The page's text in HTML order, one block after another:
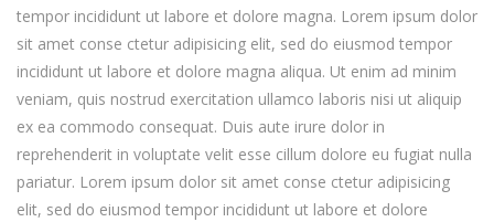
tempor incididunt ut labore et dolore magna. Lorem ipsum dolor
sit amet conse ctetur adipisicing elit, sed do eiusmod tempor
incididunt ut labore et dolore magna aliqua. Ut enim ad minim
veniam, quis nostrud exercitation ullamco laboris nisi ut aliquip
ex ea commodo consequat. Duis aute irure dolor in
reprehenderit in voluptate velit esse cillum dolore eu fugiat nulla
pariatur. Lorem ipsum dolor sit amet conse ctetur adipisicing
elit, sed do eiusmod tempor incididunt ut labore et dolore